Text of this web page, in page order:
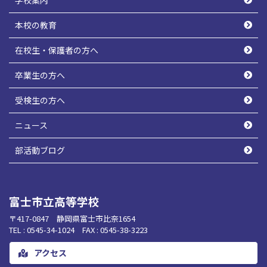
本校の教育
在校生・保護者の方へ
卒業生の方へ
受検生の方へ
ニュース
部活動ブログ
富士市立高等学校
〒417-0847 静岡県富士市比奈1654
TEL : 0545-34-1024 FAX : 0545-38-3223
アクセス